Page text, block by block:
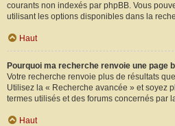
courants non indexés par phpBB. Vous
utilisant les options disponibles dans la
Haut
Pourquoi ma recherche renvoie une page
Votre recherche renvoie plus de résultats
Utilisez la « Recherche avancée » et soyez
termes utilisés et des forums concernés par
Haut